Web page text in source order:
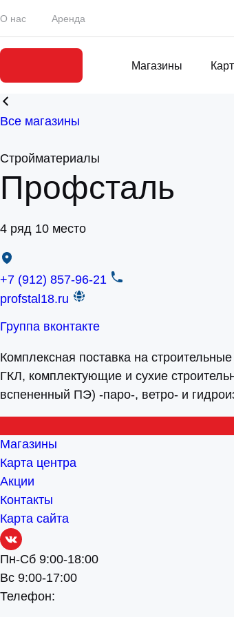
О нас Аренда
Магазины
Все магазины
Стройматериалы
Профсталь
4 ряд 10 место
+7 (912) 857-96-21
profstal18.ru
Группа вконтакте
Комплексная поставка на
ГКЛ, комплектующие и сухие
вспененный ПЭ) -паро-, ветро- и
Магазины
Карта центра
Акции
Контакты
Карта сайта
Пн-Сб 9:00-18:00
Вс 9:00-17:00
Телефон: